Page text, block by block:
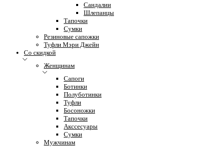
Сандалии
Шлепанцы
Тапочки
Сумки
Резиновые сапожки
Туфли Мэри Джейн
Со скидкой
Женщинам
Сапоги
Ботинки
Полуботинки
Туфли
Босоножки
Тапочки
Акссесуары
Сумки
Мужчинам